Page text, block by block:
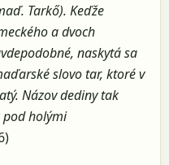
Tarkő). Keďže
a dvoch
naskytá sa
slovo tar, ktoré v
Názov dediny tak
holými